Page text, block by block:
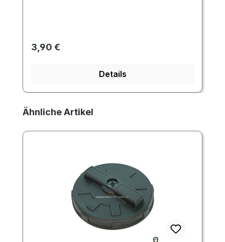
Regulärer Preis:
3,90 €
Details
Produktgalerie überspringen
Ähnliche Artikel